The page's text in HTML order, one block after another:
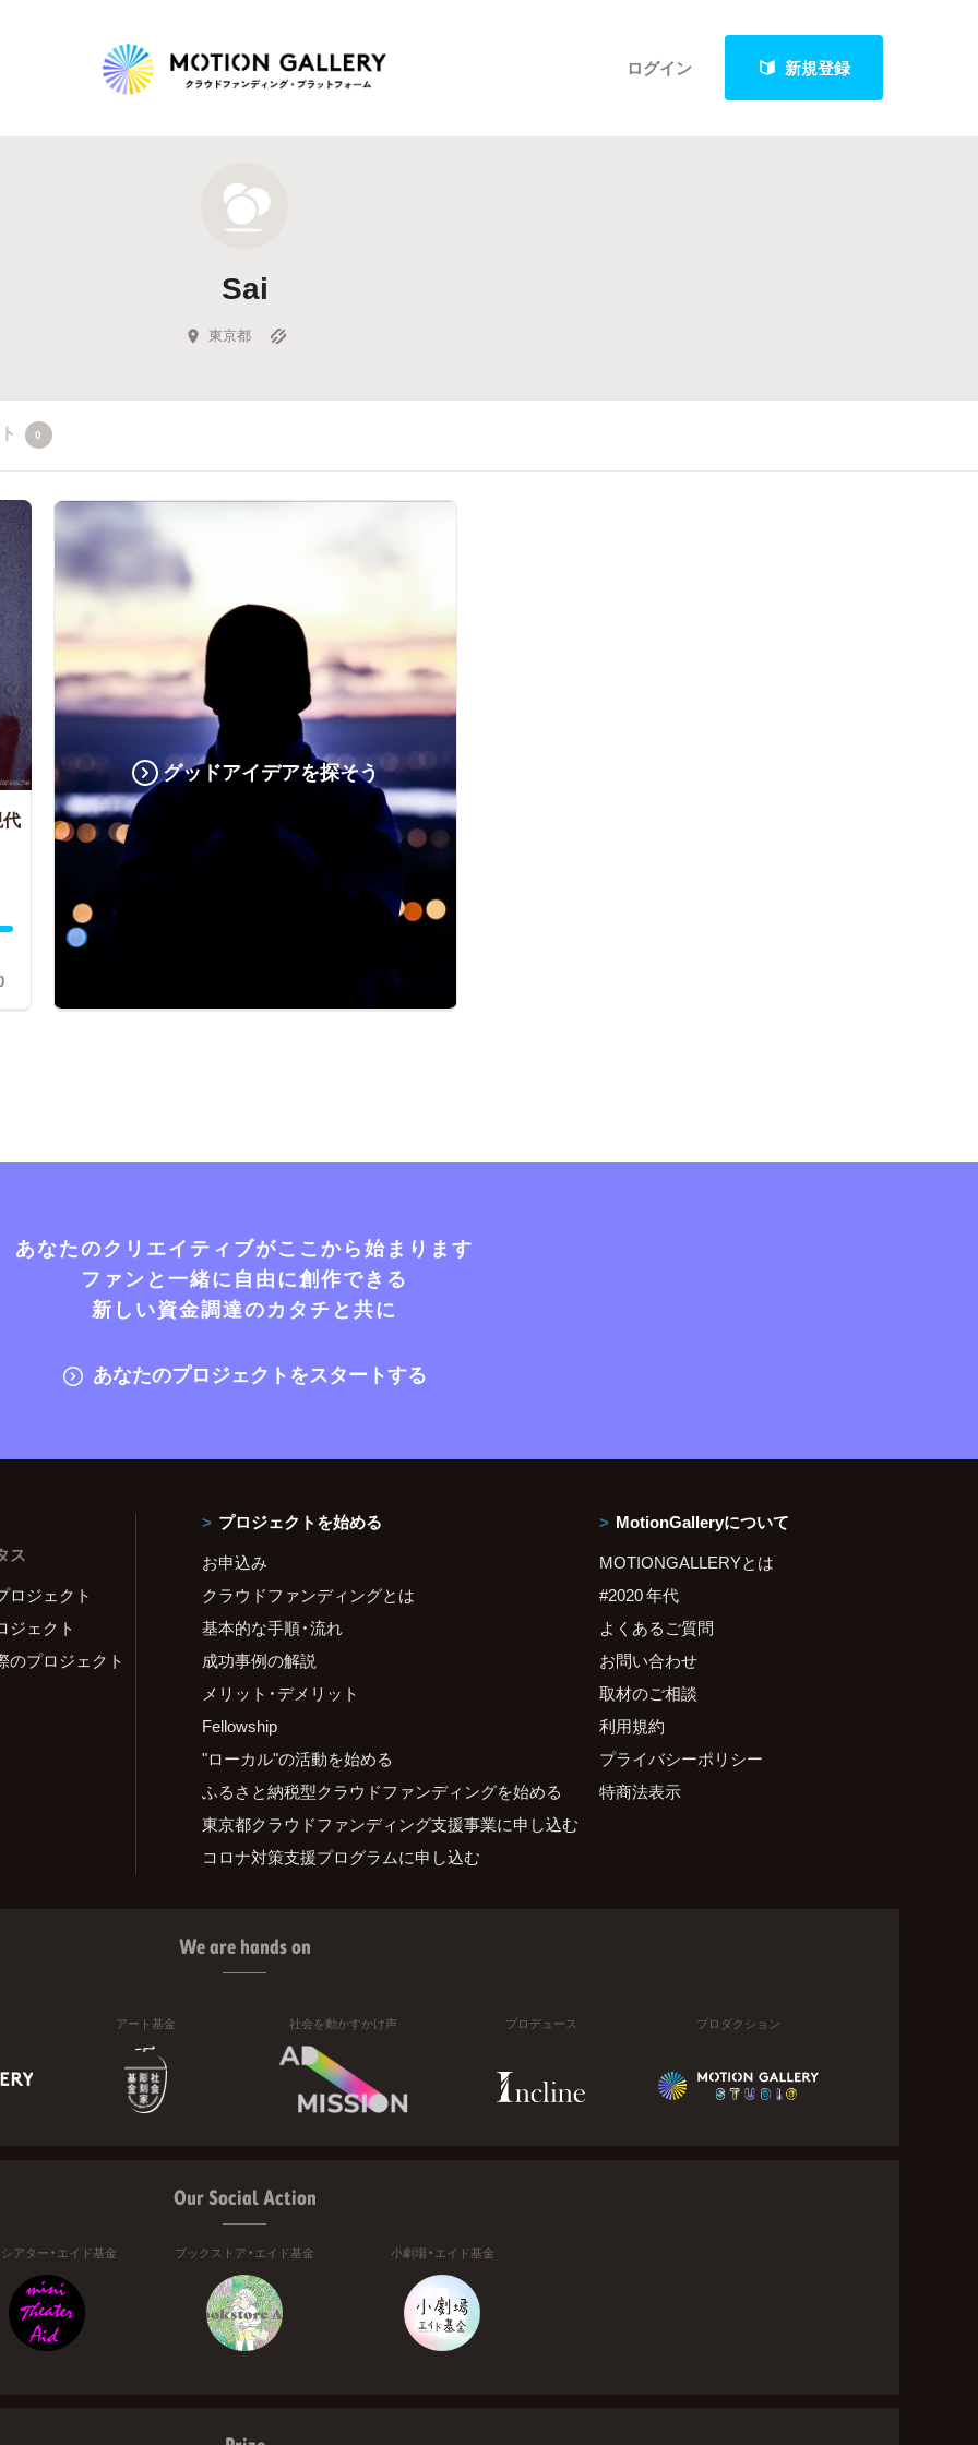
ログイン 新規登録
新着プロジェクト
Feature
キュレーターから探す
Sai
東京都
0
グッドアイデアを探そう
あなたのクリエイティブがここから始まります
ファンと一緒に自由に創作できる
新しい資金調達のカタチと共に
あなたのプロジェクトをスタートする
ス
ロジェクト
ジェクト
のプロジェクト
プロジェクトを始める
お申込み
クラウドファンディングとは
基本的な手順・流れ
成功事例の解説
メリット・デメリット
Fellowship
"ローカル"の活動を始める
ふるさと納税型クラウドファンディングを始める
東京都クラウドファンディング支援事業に申し込む
コロナ対策支援プログラムに申し込む
MotionGalleryについて
MOTIONGALLERYとは
#2020 年代
よくあるご質問
お問い合わせ
取材のご相談
利用規約
プライバシーポリシー
特商法表示
We are hands on
アート基金 社会を動かすかけ声 プロデュース プロダクション
Our Social Action
アター・エイド基金 ブックストア・エイド基金 小劇場・エイド基金